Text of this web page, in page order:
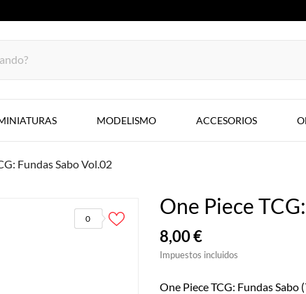
MODELISMO ACCESORIOS
Fundas Sabo Vol.02
0
One Piece
8,00 €
Impuestos incluidos
One Piece TCG: Fundas Sabo